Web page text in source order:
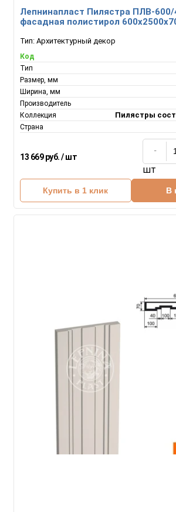
Лепнинапласт Пилястра ПЛВ-600/
фасадная полистирол
Тип: Архитектурный декор
Код
Тип
Размер, мм
Ширина, мм
Производитель
Коллекция Пилястры
Страна
13 669 руб. / шт
шт
Купить в 1 клик В